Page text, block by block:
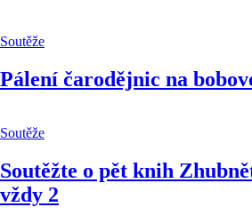
Soutěže
Pálení čarodějnic na
Soutěže
Soutěžte o pět knih
vždy 2